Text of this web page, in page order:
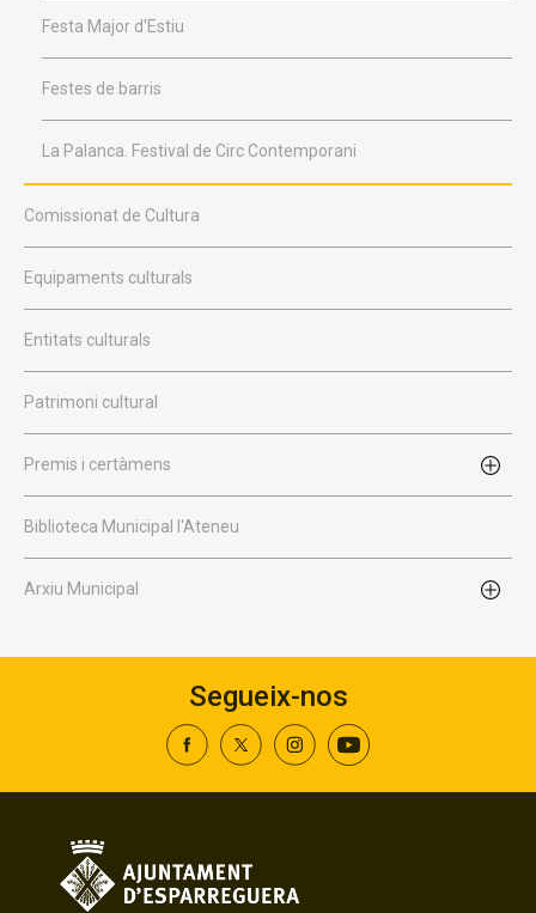
Festa Major d'Estiu
Festes de barris
La Palanca. Festival de Circ Contemporani
Comissionat de Cultura
Equipaments culturals
Entitats culturals
Patrimoni cultural
Premis i certàmens
Biblioteca Municipal l'Ateneu
Arxiu Municipal
Segueix-nos